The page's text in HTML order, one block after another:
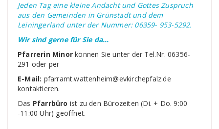
Jeden Tag eine kleine Andacht und Gottes Zuspruch
aus den Gemeinden in Grünstadt und dem
Leiningerland unter der Nummer: 06359- 953-5292.
Wir sind gerne für Sie da…
Pfarrerin Minor können Sie unter der Tel.Nr. 06356-
291 oder per
E-Mail: pfarramt.wattenheim@evkirchepfalz.de
kontaktieren.
Das Pfarrbüro ist zu den Bürozeiten (Di. + Do. 9:00
-11:00 Uhr) geöffnet.